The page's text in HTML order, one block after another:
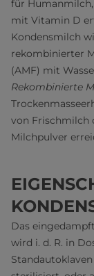
für
mit Vitamin D
Kondensmilch
rekombinierter
(AMF) mit
Rekombinierte
von Frischmilch
Milchpulver
Das
wird i. d. R. in